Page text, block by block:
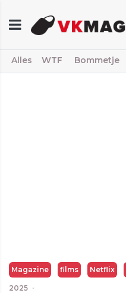
Alles WTF Bommetje
Magazine films Netflix
2025 ·